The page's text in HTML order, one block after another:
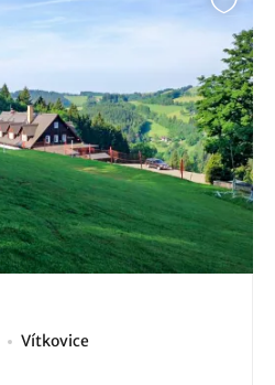
Vítkovice